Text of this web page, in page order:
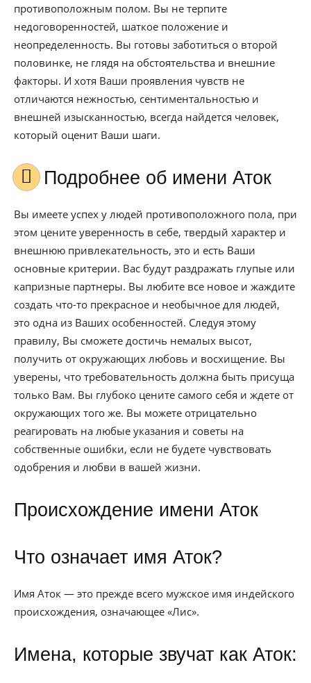
противоположным полом. Вы не терпите
недоговоренностей, шаткое положение и
неопределенность. Вы готовы заботиться о второй
половинке, не глядя на обстоятельства и внешние
факторы. И хотя Ваши проявления чувств не
отличаются нежностью, сентиментальностью и
внешней изысканностью, всегда найдется человек,
который оценит Ваши шаги.
Подробнее об имени Аток
Вы имеете успех у людей противоположного пола, при
этом цените уверенность в себе, твердый характер и
внешнюю привлекательность, это и есть Ваши
основные критерии. Вас будут раздражать глупые или
капризные партнеры. Вы любите все новое и жаждите
создать что-то прекрасное и необычное для людей,
это одна из Ваших особенностей. Следуя этому
правилу, Вы сможете достичь немалых высот,
получить от окружающих любовь и восхищение. Вы
уверены, что требовательность должна быть присуща
только Вам. Вы глубоко цените самого себя и ждете от
окружающих того же. Вы можете отрицательно
реагировать на любые указания и советы на
собственные ошибки, если не будете чувствовать
одобрения и любви в вашей жизни.
Происхождение имени Аток
Что означает имя Аток?
Имя Аток — это прежде всего мужское имя индейского
происхождения, означающее «Лис».
Имена, которые звучат как Аток: